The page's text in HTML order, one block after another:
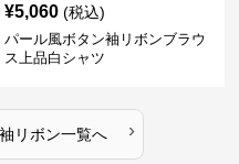
¥5,060 (税込)
パール風ボタン袖リボンブラウ
ス上品白シャツ
リボン一覧へ ›